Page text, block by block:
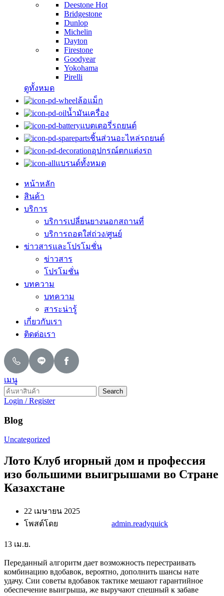
Deestone Hot
Bridgestone
Dunlop
Michelin
Dayton
Firestone
Goodyear
Yokohama
Pirelli
ดูทั้งหมด
ล้อแม็ก
น้ำมันเครื่อง
แบตเตอรี่รถยนต์
ชิ้นส่วนอะไหล่รถยนต์
อุปกรณ์ตกแต่งรถ
แบรนด์ทั้งหมด
หน้าหลัก
สินค้า
บริการ
บริการเปลี่ยนยางนอกสถานที่
บริการถอดใส่ถ่วง/ศูนย์
ข่าวสารและโปรโมชั่น
ข่าวสาร
โปรโมชั่น
บทความ
บทความ
สาระน่ารู้
เกี่ยวกับเรา
ติดต่อเรา
เมนู
Search
Login / Register
Blog
Uncategorized
Лото Клуб игорный дом и профессия
изо большими выигрышами во Стране
Казахстане
22 เมษายน 2025
โพสต์โดย
admin.readyquick
13 เม.ย.
Переданный алгоритм дает возможность перестраивать
комбинацию вдобавок, вероятно, дополнить шансы нате
удачу. Сии советы вдобавок тактике мешают гарантийное
обеспечение выигрыша, же выручают спешный к забаве